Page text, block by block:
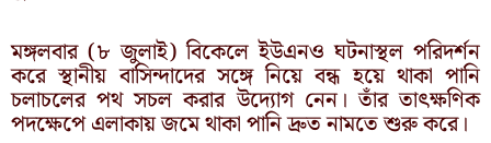
মঙ্গলবার (৮ জুলাই) বিকেলে ইউএনও ঘটনাস্থল পরিদর্শন
করে স্থানীয় বাসিন্দাদের সঙ্গে নিয়ে বন্ধ হয়ে থাকা পানি
চলাচলের পথ সচল করার উদ্যোগ নেন। তাঁর তাৎক্ষণিক
পদক্ষেপে এলাকায় জমে থাকা পানি দ্রুত নামতে শুরু করে।